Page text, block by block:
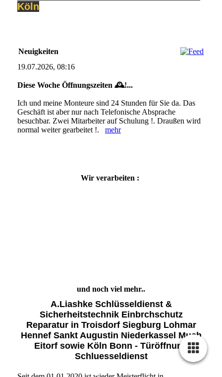
Köln
Neuigkeiten
19.07.2026, 08:16
Diese Woche Öffnungszeiten 🕰!...
Ich und meine Monteure sind 24 Stunden für Sie da. Das
Geschäft ist aber nur nach Telefonische Absprache
besuchbar. Zwei Mitarbeiter auf Schulung !. Draußen wird
normal weiter gearbeitet !. mehr
Wir verarbeiten :
und noch viel mehr..
A.Liashke Schlüsseldienst &
Sicherheitstechnik Einbrchschutz
Reparatur in Troisdorf Siegburg Lohmar
Hennef Sankt Augustin Niederkassel Much
Eitorf sowie Köln Bonn - Türöffnung
Schluesseldienst